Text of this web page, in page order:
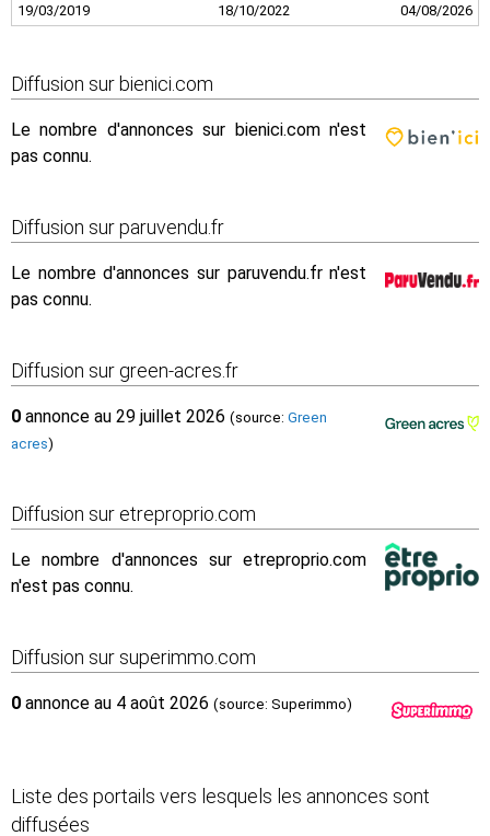
19/03/2019 18/10/2022 04/08/2026
Diffusion sur bienici.com
Le nombre d'annonces sur bienici.com n'est
pas connu.
Diffusion sur paruvendu.fr
Le nombre d'annonces sur paruvendu.fr n'est
pas connu.
Diffusion sur green-acres.fr
0 annonce au 29 juillet 2026 (source: Green
acres)
Diffusion sur etreproprio.com
Le nombre d'annonces sur etreproprio.com
n'est pas connu.
Diffusion sur superimmo.com
0 annonce au 4 août 2026 (source: Superimmo)
Liste des portails vers lesquels les annonces sont
diffusées